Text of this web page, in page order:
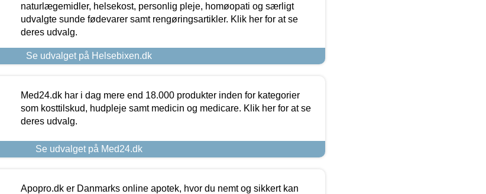
naturlægemidler, helsekost, personlig pleje, homøopati og særligt
udvalgte sunde fødevarer samt rengøringsartikler. Klik her for at se
deres udvalg.
Se udvalget på Helsebixen.dk
Med24.dk har i dag mere end 18.000 produkter inden for kategorier
som kosttilskud, hudpleje samt medicin og medicare. Klik her for at se
deres udvalg.
Se udvalget på Med24.dk
Apopro.dk er Danmarks online apotek, hvor du nemt og sikkert kan